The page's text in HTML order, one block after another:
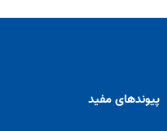
پیوندهای مفید